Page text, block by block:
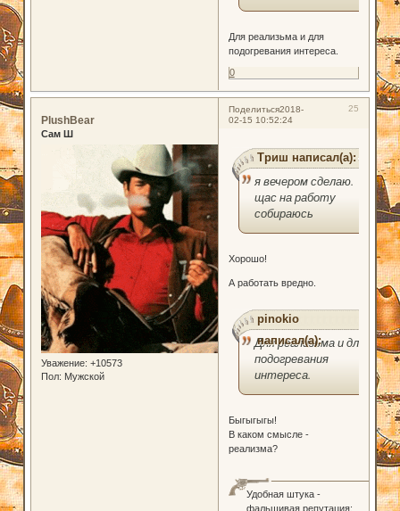
Для реализьма и для
подогревания интереса.
0
Поделиться 25
2018-
02-15 10:52:24
PlushBear
Сам Ш
Уважение: +10573
Пол: Мужской
Триш написал(а):
я вечером сделаю.
щас на работу
собираюсь
Хорошо!
А работать вредно.
pinokio
написал(а):
Для реализьма и для
подогревания
интереса.
Быгыгыгы!
В каком смысле -
реализма?
Удобная штука -
фальшивая репутация: